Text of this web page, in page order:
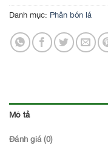
Danh mục: Phân bón lá
Mô tả
Đánh giá (0)